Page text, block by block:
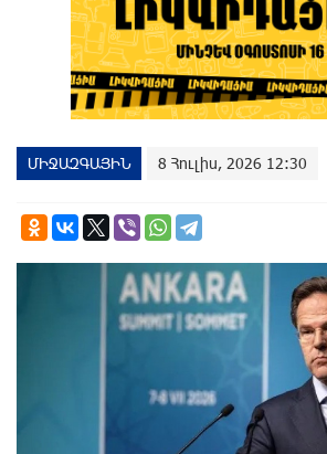
ՄԻՋԱԶԳԱՅԻՆ 8 Հուլիս, 2026 12:30